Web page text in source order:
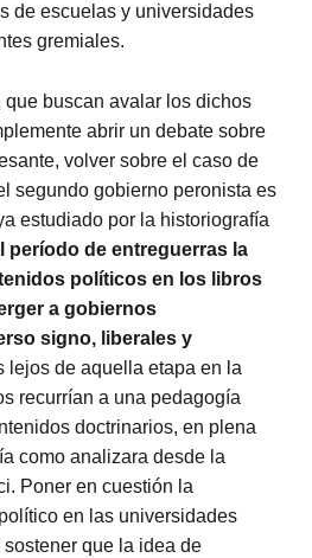
de escuelas y universidades
gremiales.
que buscan avalar los dichos
abrir un debate sobre
volver sobre el caso de
segundo gobierno peronista es
estudiado por la historiografía
período de entreguerras la
políticos en los libros
a gobiernos
signo, liberales y
lejos de aquella etapa en la
recurrían a una pedagogía
doctrinarios, en plena
como analizara desde la
Poner en cuestión la
en las universidades
que la idea de